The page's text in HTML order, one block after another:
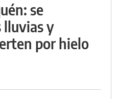
se
lluvias y
por hielo